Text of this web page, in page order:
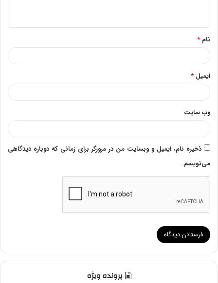
*
نام *
ایمیل *
وب‌ سایت
ذخیره نام، ایمیل و وبسایت من در مرورگر برای زمانی که دوباره دیدگاهی
می‌نویسم.
پرونده ویژه